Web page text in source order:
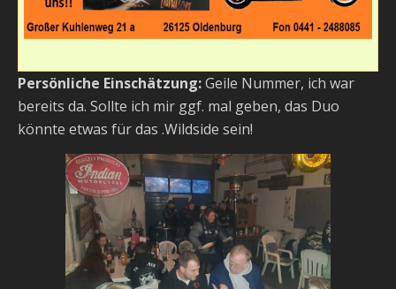
Persönliche Einschätzung:Geile Nummer, ich war
bereits da. Sollte ich mir ggf. mal geben, das Duo
könnte etwas für das .Wildside sein!